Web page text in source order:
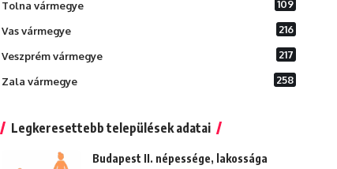
Tolna vármegye 109
Vas vármegye 216
Veszprém vármegye 217
Zala vármegye 258
Legkeresettebb települések adatai
Budapest II. népessége, lakossága